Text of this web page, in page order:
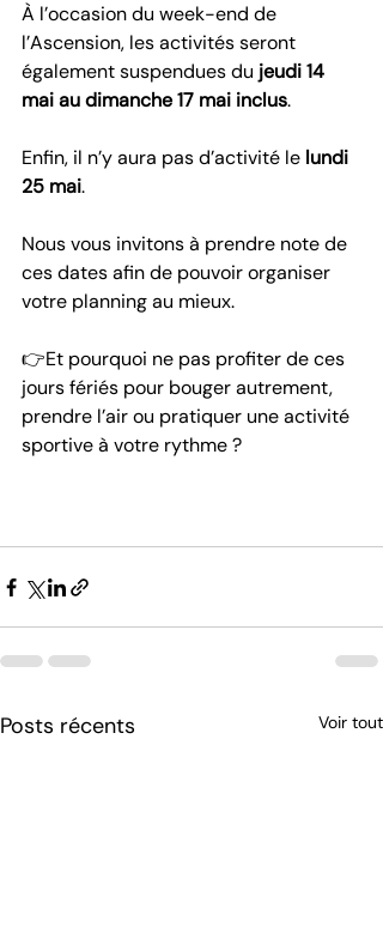
À l’occasion du week-end de
l’Ascension, les activités seront
également suspendues du jeudi 14
mai au dimanche 17 mai inclus.
Enfin, il n’y aura pas d’activité le lundi
25 mai.
Nous vous invitons à prendre note de
ces dates afin de pouvoir organiser
votre planning au mieux.
👉Et pourquoi ne pas profiter de ces
jours fériés pour bouger autrement,
prendre l’air ou pratiquer une activité
sportive à votre rythme ?
Posts récents Voir tout